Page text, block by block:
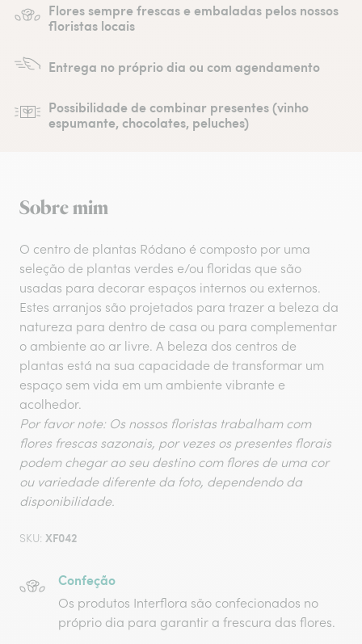
Flores sempre frescas e embaladas pelos nossos
floristas locais
Entrega no próprio dia ou com agendamento
Possibilidade de combinar presentes (vinho
espumante, chocolates, peluches)
Sobre mim
O centro de plantas Ródano é composto por uma
seleção de plantas verdes e/ou floridas que são
usadas para decorar espaços internos ou externos.
Estes arranjos são projetados para trazer a beleza da
natureza para dentro de casa ou para complementar
o ambiente ao ar livre. A beleza dos centros de
plantas está na sua capacidade de transformar um
espaço sem vida em um ambiente vibrante e
acolhedor.
Por favor note: Os nossos floristas trabalham com
flores frescas sazonais, por vezes os presentes florais
podem chegar ao seu destino com flores de uma cor
ou variedade diferente da foto, dependendo da
disponibilidade.
SKU: XF042
Confeção
Os produtos Interflora são confecionados no
próprio dia para garantir a frescura das flores.